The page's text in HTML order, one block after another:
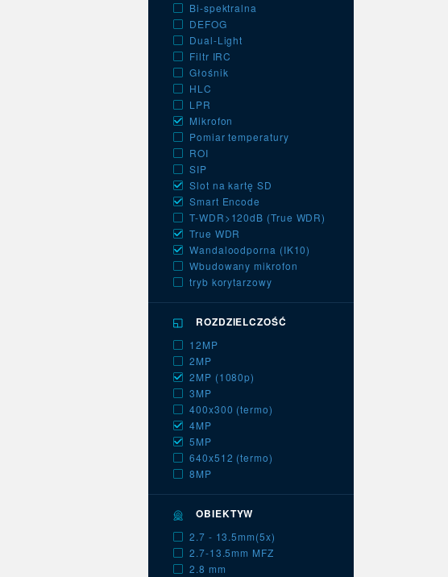
Bi-spektralna
DEFOG
Dual-Light
Filtr IRC
Głośnik
HLC
LPR
Mikrofon
Pomiar temperatury
ROI
SIP
Slot na kartę SD
Smart Encode
T-WDR>120dB (True WDR)
True WDR
Wandaloodporna (IK10)
Wbudowany mikrofon
tryb korytarzowy
ROZDZIELCZOŚĆ
12MP
2MP
2MP (1080p)
3MP
400x300 (termo)
4MP
5MP
640x512 (termo)
8MP
OBIEKTYW
2.7 - 13.5mm(5x)
2.7-13.5mm MFZ
2.8 mm